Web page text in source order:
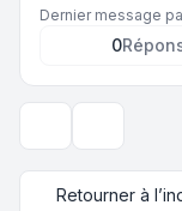
Dernier message
0
Retourner à